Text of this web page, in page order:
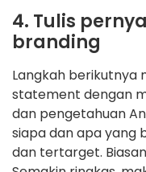
4. Tulis
branding
Langkah berikutnya
statement dengan
dan pengetahuan
siapa dan apa yang
dan tertarget.